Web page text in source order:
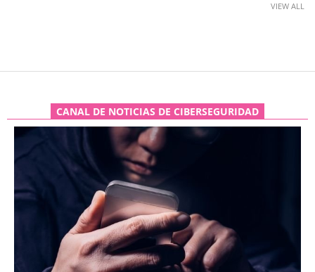
VIEW ALL
CANAL DE NOTICIAS DE CIBERSEGURIDAD